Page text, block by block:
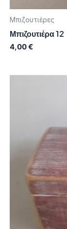
Μπιζουτιέρες
Μπιζουτιέρα 12
4,00€